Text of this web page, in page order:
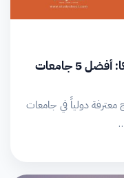
دليل دراسة هندسة البترول في بلجيكا: أفضل 5 جامعات
معترفة دولياً في جامعات